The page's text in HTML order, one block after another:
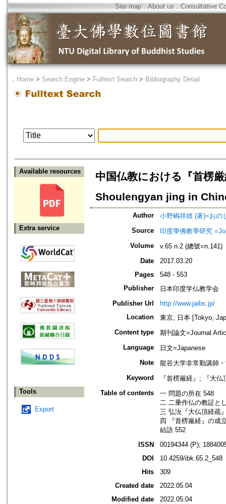
Site map．About us ． Consultative
． Home > Search Engine > Fulltext Search > Bibliography Detail
Available resources
Extra service
Tools
Export
中国仏教における『首楞
Shoulengyan jing in
Author
小野嶋祥雄 (著)=おの
Source
印度學佛教學研究
Volume
v.65 n.2 (總號=n.141)
Date
2017.03.20
Pages
548 - 553
Publisher
日本印度学仏教学会
Publisher Url
http://www.jaibs.jp/
Location
東京, 日本 [Tokyo,
Content type
期刊論文=Journal
Language
日文=Japanese
Note
龍谷大学非常勤講師
Keyword
『首楞厳経』; 『大
Table of contents
一 問題の所在 548
二 二乗作仏の教証と
三 弘沇『大仏頂経疏
四 『首楞厳経』の成
結語 552
ISSN
00194344 (P);
DOI
10.4259/ibk.65.2_548
Hits
309
Created date
2022.05.04
Modified date
2022.05.04